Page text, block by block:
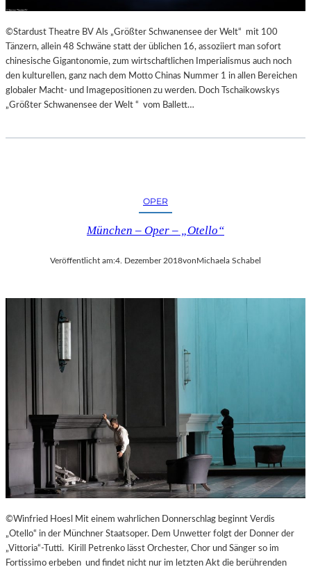
©Stardust Theatre BV Als „Größter Schwanensee der Welt“ mit 100
Tänzern, allein 48 Schwäne statt der üblichen 16, assoziiert man sofort
chinesische Gigantonomie, zum wirtschaftlichen Imperialismus auch noch
den kulturellen, ganz nach dem Motto Chinas Nummer 1 in allen Bereichen
globaler Macht- und Imagepositionen zu werden. Doch Tschaikowskys
„Größter Schwanensee der Welt “ vom Ballett…
OPER
München – Oper – „Otello“
Veröffentlicht am:4. Dezember 2018vonMichaela Schabel
©Winfried Hoesl Mit einem wahrlichen Donnerschlag beginnt Verdis
„Otello“ in der Münchner Staatsoper. Dem Unwetter folgt der Donner der
„Vittoria“-Tutti. Kirill Petrenko lässt Orchester, Chor und Sänger so im
Fortissimo erbeben und findet nicht nur im letzten Akt die berührenden